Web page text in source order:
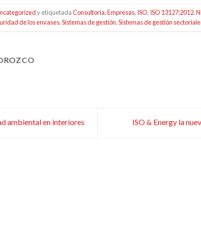
y etiquetadaConsultoría,Empresas, ISO, ISO 13127:2012,
de los envases,Sistemas de gestión,Sistemas de gestión
ambiental en interiores ISO & Energy la